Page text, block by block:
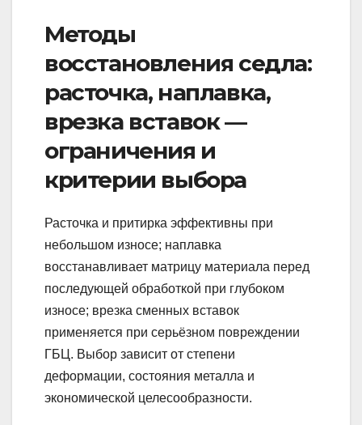
Методы
восстановления седла:
расточка, наплавка,
врезка вставок —
ограничения и
критерии выбора
Расточка и притирка эффективны при
небольшом износе; наплавка
восстанавливает матрицу материала перед
последующей обработкой при глубоком
износе; врезка сменных вставок
применяется при серьёзном повреждении
ГБЦ. Выбор зависит от степени
деформации, состояния металла и
экономической целесообразности.